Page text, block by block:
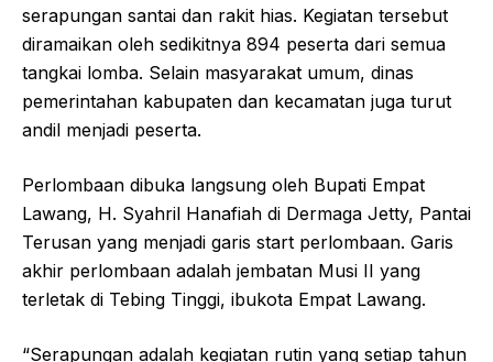
serapungan santai dan rakit hias. Kegiatan tersebut
diramaikan oleh sedikitnya 894 peserta dari semua
tangkai lomba. Selain masyarakat umum, dinas
pemerintahan kabupaten dan kecamatan juga turut
andil menjadi peserta.
Perlombaan dibuka langsung oleh Bupati Empat
Lawang, H. Syahril Hanafiah di Dermaga Jetty, Pantai
Terusan yang menjadi garis start perlombaan. Garis
akhir perlombaan adalah jembatan Musi II yang
terletak di Tebing Tinggi, ibukota Empat Lawang.
“Serapungan adalah kegiatan rutin yang setiap tahun